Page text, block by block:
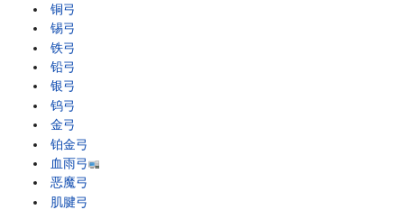
铜弓
锡弓
铁弓
铅弓
银弓
钨弓
金弓
铂金弓
血雨弓
恶魔弓
肌腱弓